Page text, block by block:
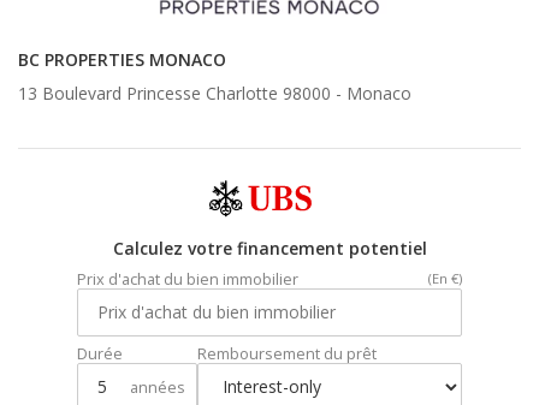
BC PROPERTIES MONACO
13 Boulevard Princesse Charlotte 98000 - Monaco
Calculez votre financement potentiel
Prix d'achat du bien immobilier (En €)
Durée
années
Remboursement du prêt